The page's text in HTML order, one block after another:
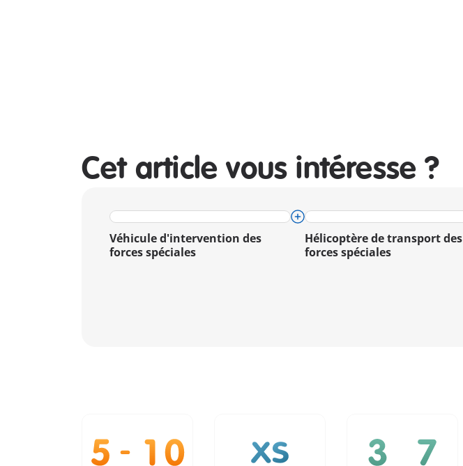
Cet article vous intéresse ?
Véhicule d'intervention des
forces spéciales
Hélicoptère de transport des
forces spéciales